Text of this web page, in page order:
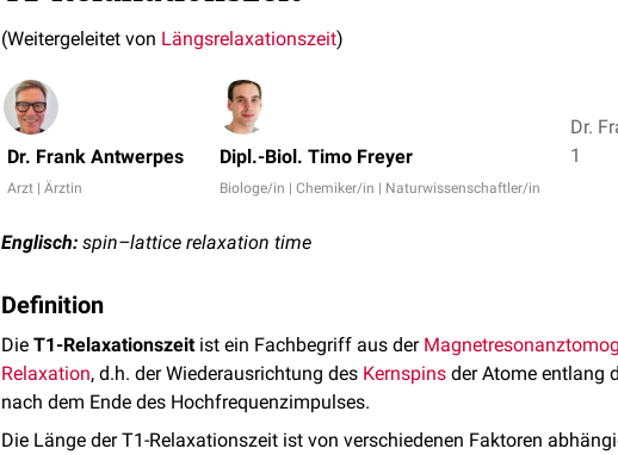
(Weitergeleitet von Längsrelaxationszeit)
Dr. Frank Antwerpes
Arzt | Ärztin
Dipl.-Biol. Timo Freyer
Biologe/in | Chemiker/in | Naturwissenschaftler/in
Dr.
1
Englisch: spin–lattice relaxation time
Definition
Die T1-Relaxationszeitist ein Fachbegriff aus der
Relaxation, d.h. der Wiederausrichtung des Kernspins der Atome entlang
nach dem Ende des Hochfrequenzimpulses.
Die Länge der T1-Relaxationszeit ist von verschiedenen Faktoren